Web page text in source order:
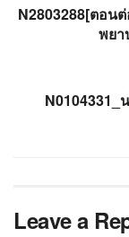
N2803288[ตอน
พยา
N0104331_
Leave a